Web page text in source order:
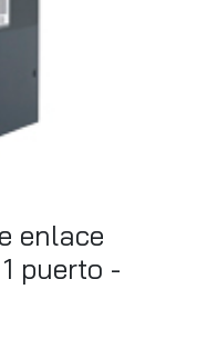
enlace
puerto -